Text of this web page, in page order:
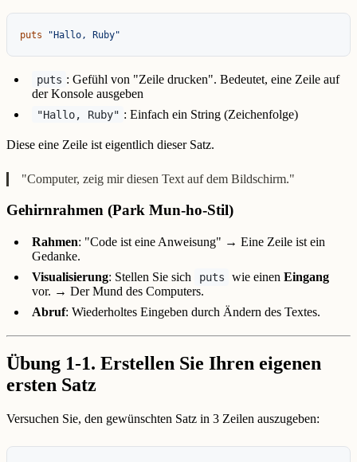
puts "Hallo, Ruby"
puts : Gefühl von "Zeile drucken". Bedeutet, eine Zeile auf
der Konsole ausgeben
"Hallo, Ruby" : Einfach ein String (Zeichenfolge)
Diese eine Zeile ist eigentlich dieser Satz.
"Computer, zeig mir diesen Text auf dem Bildschirm."
Gehirnrahmen (Park Mun-ho-Stil)
Rahmen: "Code ist eine Anweisung" → Eine Zeile ist ein
Gedanke.
Visualisierung: Stellen Sie sich puts wie einenEingang
vor. → Der Mund des Computers.
Abruf: Wiederholtes Eingeben durch Ändern des Textes.
Übung 1-1. Erstellen Sie Ihren eigenen
ersten Satz
Versuchen Sie, den gewünschten Satz in 3 Zeilen auszugeben: